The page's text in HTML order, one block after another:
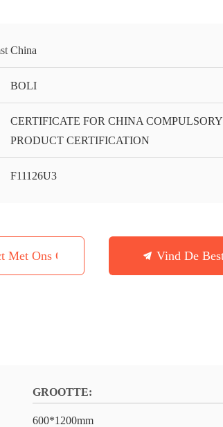
China
BOLI
CERTIFICATE FOR CHINA COMPULSORY
PRODUCT CERTIFICATION
F11126U3
Met Ons Op Vind De
GROOTTE:
600*1200mm